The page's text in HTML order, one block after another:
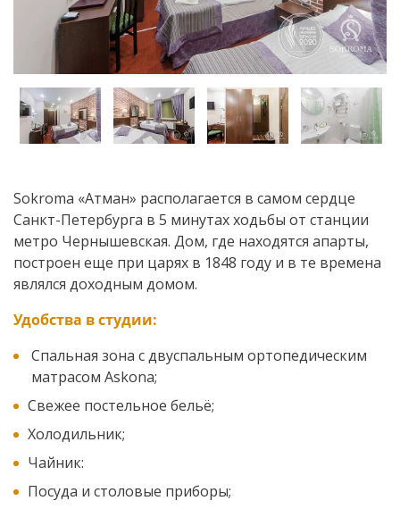
Sokroma «Атман» располагается в самом сердце
Санкт-Петербурга в 5 минутах ходьбы от станции
метро Чернышевская. Дом, где находятся апарты,
построен еще при царях в 1848 году и в те времена
являлся доходным домом.
Удобства в студии:
Спальная зона с двуспальным ортопедическим
матрасом Askona;
Свежее постельное бельё;
Холодильник;
Чайник:
Посуда и столовые приборы;